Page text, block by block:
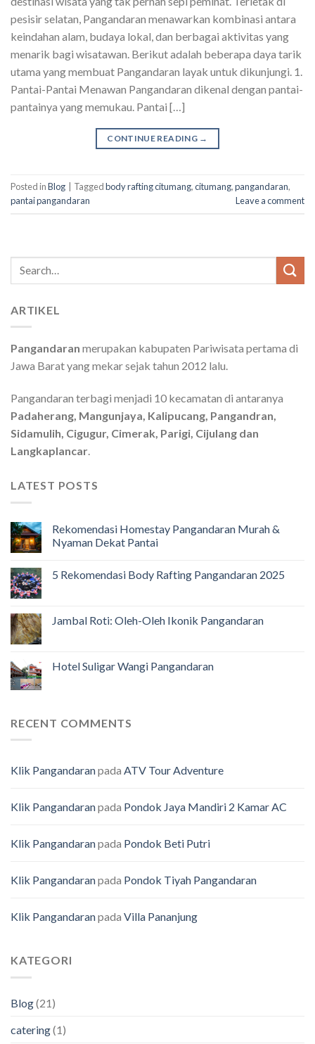
pesisir selatan, Pangandaran menawarkan kombinasi antara
keindahan alam, budaya lokal, dan berbagai aktivitas yang
menarik bagi wisatawan. Berikut adalah beberapa daya tarik
utama yang membuat Pangandaran layak untuk dikunjungi. 1.
Pantai-Pantai Menawan Pangandaran dikenal dengan pantai-
pantainya yang memukau. Pantai […]
CONTINUE READING →
Posted inBlog Taggedbody rafting citumang,citumang,pangandaran,
pantai pangandaran
Leave a comment
Search
ARTIKEL
Pangandaran merupakan kabupaten Pariwisata pertama di
Jawa Barat yang mekar sejak tahun 2012 lalu.
Pangandaran terbagi menjadi 10 kecamatan di antaranya
Padaherang, Mangunjaya, Kalipucang, Pangandran,
Sidamulih, Cigugur, Cimerak, Parigi, Cijulang dan
Langkaplancar.
LATEST POSTS
Rekomendasi Homestay Pangandaran Murah &
Nyaman Dekat Pantai
5 Rekomendasi Body Rafting Pangandaran 2025
Jambal Roti: Oleh-Oleh Ikonik Pangandaran
Hotel Suligar Wangi Pangandaran
RECENT COMMENTS
Klik Pangandaranpada ATV Tour Adventure
Klik Pangandaranpada Pondok Jaya Mandiri 2 Kamar AC
Klik Pangandaranpada Pondok Beti Putri
Klik Pangandaranpada Pondok Tiyah Pangandaran
Klik Pangandaranpada Villa Pananjung
KATEGORI
Blog(21)
catering(1)